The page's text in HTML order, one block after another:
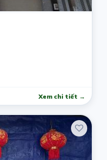
Xem chi tiết →